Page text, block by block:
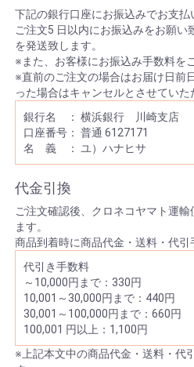
下記の銀行口座にお振込みでお支払
ご注文5 日以内にお振込みをお願い
を発送致します。
※また、お客様にお振込み手数料を
※直前のご注文の場合はお届け日前
った場合はキャンセルとさせていた
銀行名 ： 横浜銀行 川崎支店
口座番号： 普通 6127171
名 義 ： ユ）ハナヒサ
代金引換
ご注文確認後、クロネコヤマト運
ます。
商品到着時に商品代金・送料・代引
代引き手数料
～10,000円まで：330円
10,001～30,000円まで：440円
30,001～100,000円まで：660円
100,001 円以上：1,100円
※上記本文中の商品代金・送料・代